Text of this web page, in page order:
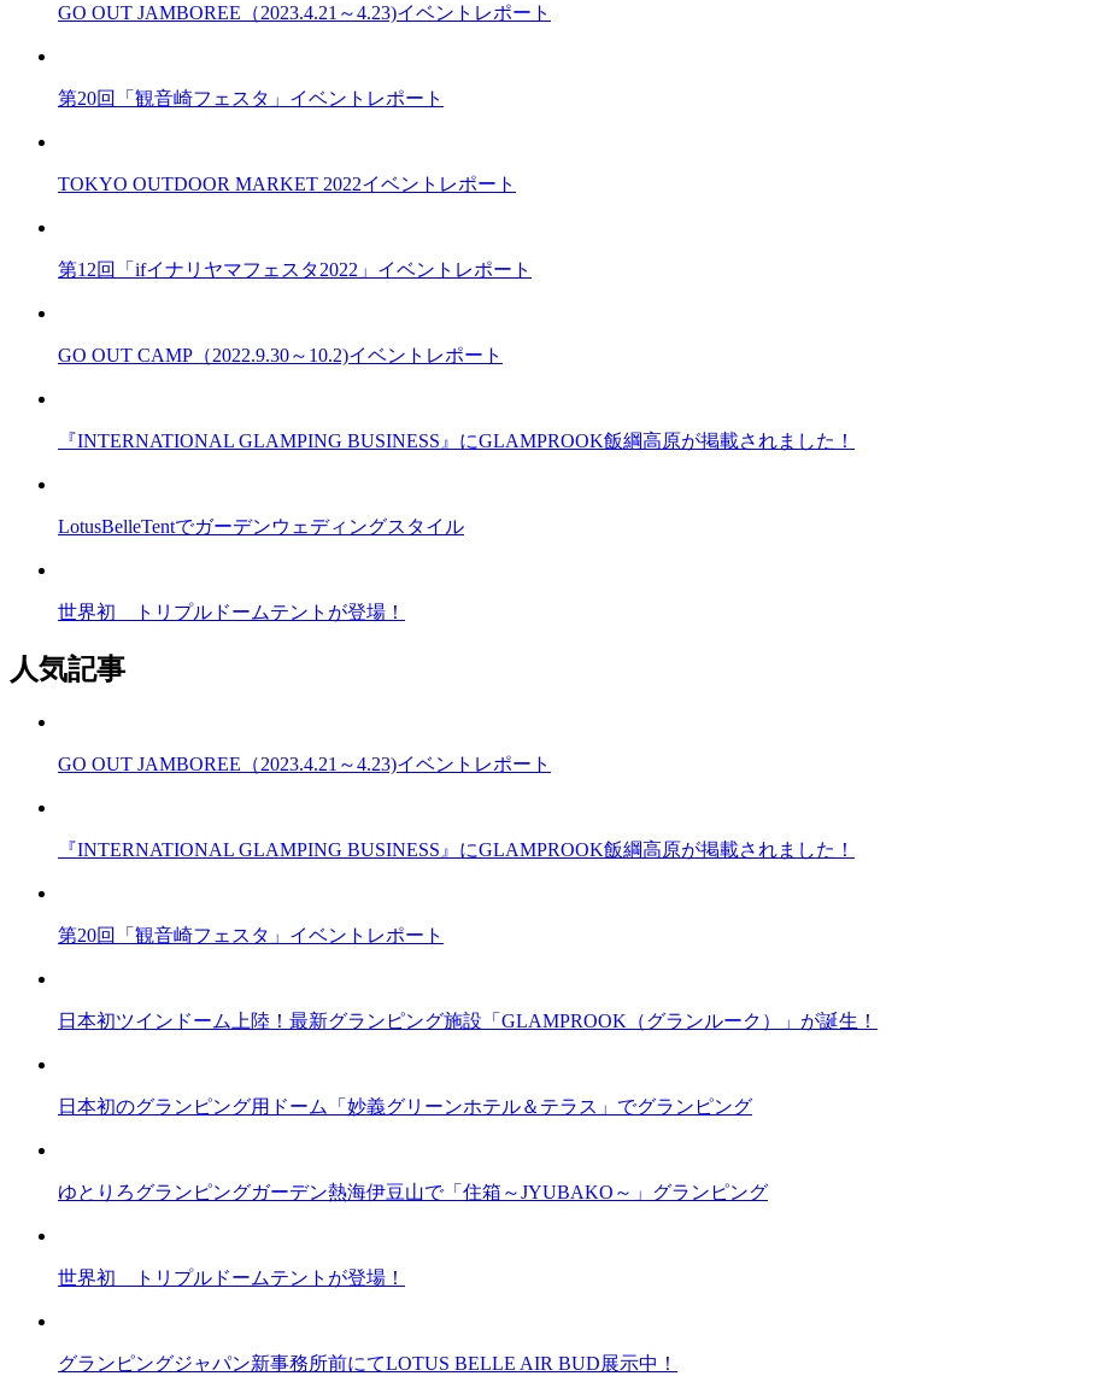
GO OUT JAMBOREE（2023.4.21～4.23)イベントレポート
第20回「観音崎フェスタ」イベントレポート
TOKYO OUTDOOR MARKET 2022イベントレポート
第12回「ifイナリヤマフェスタ2022」イベントレポート
GO OUT CAMP（2022.9.30～10.2)イベントレポート
『INTERNATIONAL GLAMPING BUSINESS』にGLAMPROOK飯綱高原が掲載されました！
LotusBelleTentでガーデンウェディングスタイル
世界初 トリプルドームテントが登場！
人気記事
GO OUT JAMBOREE（2023.4.21～4.23)イベントレポート
『INTERNATIONAL GLAMPING BUSINESS』にGLAMPROOK飯綱高原が掲載されました！
第20回「観音崎フェスタ」イベントレポート
日本初ツインドーム上陸！最新グランピング施設「GLAMPROOK（グランルーク）」が誕生！
日本初のグランピング用ドーム「妙義グリーンホテル＆テラス」でグランピング
ゆとりろグランピングガーデン熱海伊豆山で「住箱～JYUBAKO～」グランピング
世界初 トリプルドームテントが登場！
グランピングジャパン新事務所前にてLOTUS BELLE AIR BUD展示中！